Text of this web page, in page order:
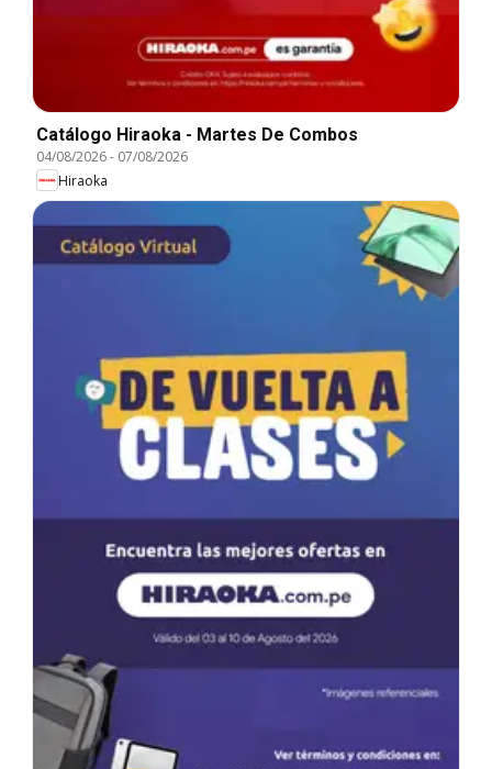
Catálogo Hiraoka - Martes De Combos
04/08/2026- 07/08/2026
Hiraoka